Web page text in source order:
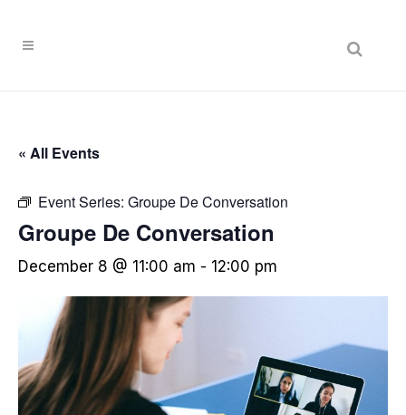
« All Events
Event Series: Groupe De Conversation
Groupe De Conversation
December 8 @ 11:00 am - 12:00 pm